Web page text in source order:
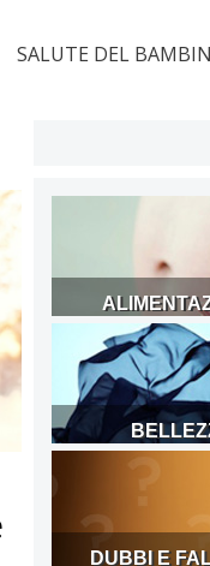
SALUTE DEL
DUBBI E